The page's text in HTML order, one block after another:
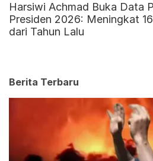
Harsiwi Achmad Buka Data
Presiden 2026: Meningkat
dari Tahun Lalu
Berita Terbaru